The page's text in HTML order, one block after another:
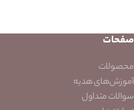
صفحات
محصولات
آموزش‌های هدیه
سوالات متداول